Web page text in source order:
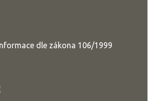
dle zákona 106/1999